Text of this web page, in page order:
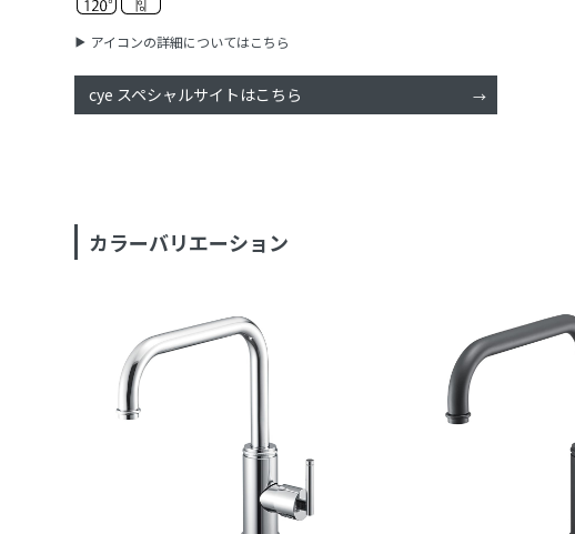
アイコンの詳細についてはこちら
cye スペシャルサイトはこちら
カラーバリエーション